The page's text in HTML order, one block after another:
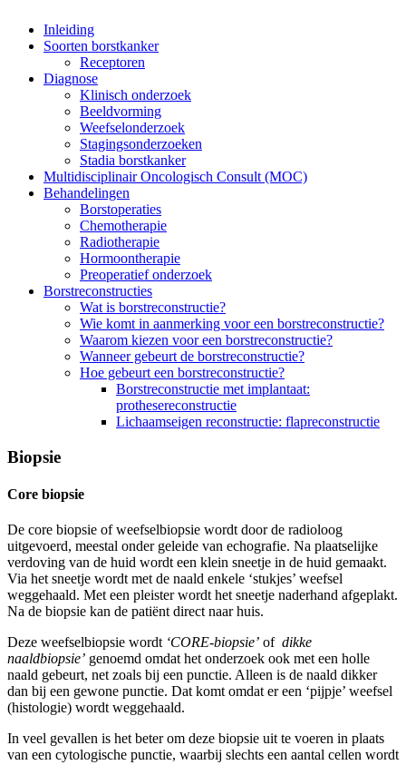
Inleiding
Soorten borstkanker
Receptoren
Diagnose
Klinisch onderzoek
Beeldvorming
Weefselonderzoek
Stagingsonderzoeken
Stadia borstkanker
Multidisciplinair Oncologisch Consult (MOC)
Behandelingen
Borstoperaties
Chemotherapie
Radiotherapie
Hormoontherapie
Preoperatief onderzoek
Borstreconstructies
Wat is borstreconstructie?
Wie komt in aanmerking voor een borstreconstructie?
Waarom kiezen voor een borstreconstructie?
Wanneer gebeurt de borstreconstructie?
Hoe gebeurt een borstreconstructie?
Borstreconstructie met implantaat:
prothesereconstructie
Lichaamseigen reconstructie: flapreconstructie
Biopsie
Core biopsie
De core biopsie of weefselbiopsie wordt door de radioloog
uitgevoerd, meestal onder geleide van echografie. Na plaatselijke
verdoving van de huid wordt een klein sneetje in de huid gemaakt.
Via het sneetje wordt met de naald enkele ‘stukjes’ weefsel
weggehaald. Met een pleister wordt het sneetje naderhand afgeplakt.
Na de biopsie kan de patiënt direct naar huis.
Deze weefselbiopsie wordt ‘CORE-biopsie’ of dikke
naaldbiopsie’ genoemd omdat het onderzoek ook met een holle
naald gebeurt, net zoals bij een punctie. Alleen is de naald dikker
dan bij een gewone punctie. Dat komt omdat er een ‘pijpje’ weefsel
(histologie) wordt weggehaald.
In veel gevallen is het beter om deze biopsie uit te voeren in plaats
van een cytologische punctie, waarbij slechts een aantal cellen wordt